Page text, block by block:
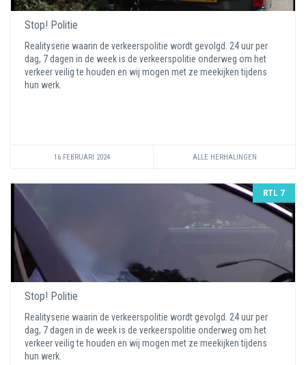
Stop! Politie
Realityserie waarin de verkeerspolitie wordt gevolgd. 24 uur per
dag, 7 dagen in de week is de verkeerspolitie onderweg om het
verkeer veilig te houden en wij mogen met ze meekijken tijdens
hun werk.
16 FEBRUARI 2024 ALLE HERHALINGEN
RTL 7
Stop! Politie
Realityserie waarin de verkeerspolitie wordt gevolgd. 24 uur per
dag, 7 dagen in de week is de verkeerspolitie onderweg om het
verkeer veilig te houden en wij mogen met ze meekijken tijdens
hun werk.